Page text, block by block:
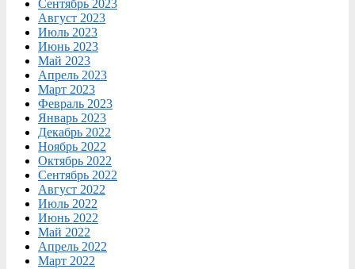
Сентябрь 2023
Август 2023
Июль 2023
Июнь 2023
Май 2023
Апрель 2023
Март 2023
Февраль 2023
Январь 2023
Декабрь 2022
Ноябрь 2022
Октябрь 2022
Сентябрь 2022
Август 2022
Июль 2022
Июнь 2022
Май 2022
Апрель 2022
Март 2022